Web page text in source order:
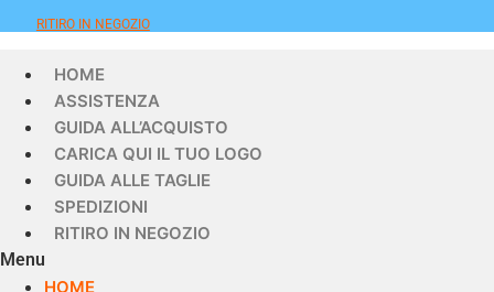
RITIRO IN NEGOZIO
HOME
ASSISTENZA
GUIDA ALL’ACQUISTO
CARICA QUI IL TUO LOGO
GUIDA ALLE TAGLIE
SPEDIZIONI
RITIRO IN NEGOZIO
Menu
HOME